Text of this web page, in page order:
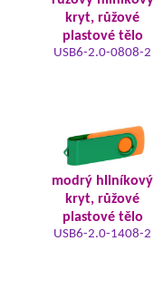
kryt, růžové
plastové tělo
USB6-2.0-0808-2
modrý hliníkový
kryt, růžové
plastové tělo
USB6-2.0-1408-2